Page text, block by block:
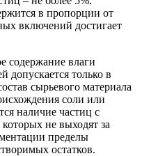
в пропорции от
включений достигает
содержание влаги
допускается только в
сырьевого материала
соли или
наличие частиц с
не выходят за
пределы
остатков.